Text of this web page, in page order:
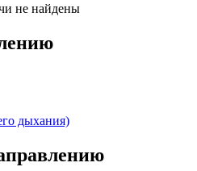
не найдены
дыхания)